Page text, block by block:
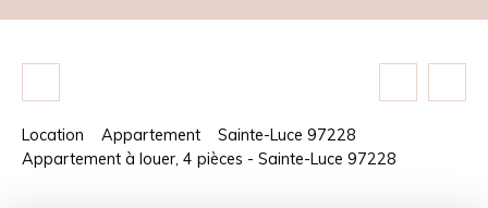
Location Appartement
Sainte-Luce 97228
Appartement à louer, 4 pièces - Sainte-Luce 97228